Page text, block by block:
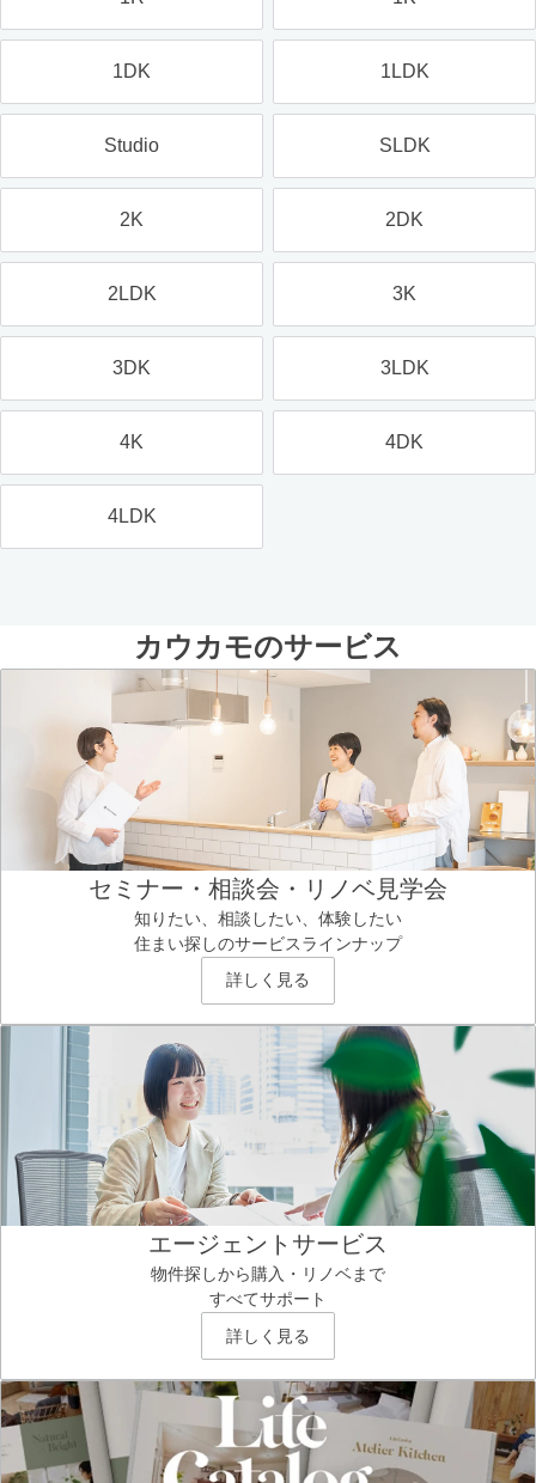
1DK 1LDK
Studio SLDK
2K 2DK
2LDK 3K
3DK 3LDK
4K 4DK
4LDK
カウカモのサービス
セミナー・相談会・リノベ見学会
知りたい、相談したい、体験したい
住まい探しのサービスラインナップ
詳しく見る
エージェントサービス
物件探しから購入・リノベまで
すべてサポート
詳しく見る